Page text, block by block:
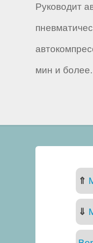
Руководит
мин и более.
⇑
⇓